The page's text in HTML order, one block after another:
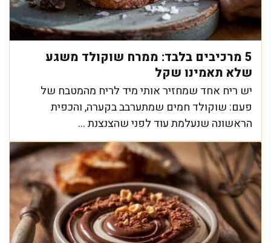
5 מרכיבים בלבד: ממרח שוקולד משגע
שלא תאמינו שקל
יש ריח אחד שמחזיר אותי מיד לריח מהמטבח של
פעם: שוקולד חמים שמתערבב בקערה, והכפית
הראשונה שנעלמת עוד לפני שהצנצנת ...